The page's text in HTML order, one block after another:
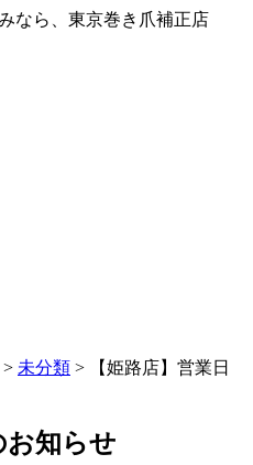
なら、東京巻き爪補正店
> 未分類 >
【姫路店】営業日
お知らせ